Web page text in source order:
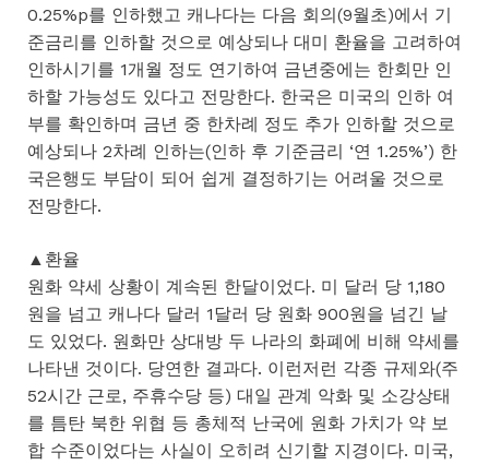
0.25%p를 인하했고 캐나다는 다음 회의(9월초)에서 기
준금리를 인하할 것으로 예상되나 대미 환율을 고려하여
인하시기를 1개월 정도 연기하여 금년중에는 한회만 인
하할 가능성도 있다고 전망한다. 한국은 미국의 인하 여
부를 확인하며 금년 중 한차례 정도 추가 인하할 것으로
예상되나 2차례 인하는(인하 후 기준금리 ‘연 1.25%’) 한
국은행도 부담이 되어 쉽게 결정하기는 어려울 것으로
전망한다.
▲환율
원화 약세 상황이 계속된 한달이었다. 미 달러 당 1,180
원을 넘고 캐나다 달러 1달러 당 원화 900원을 넘긴 날
도 있었다. 원화만 상대방 두 나라의 화폐에 비해 약세를
나타낸 것이다. 당연한 결과다. 이런저런 각종 규제와(주
52시간 근로, 주휴수당 등) 대일 관계 악화 및 소강상태
를 틈탄 북한 위협 등 총체적 난국에 원화 가치가 약 보
합 수준이었다는 사실이 오히려 신기할 지경이다. 미국,